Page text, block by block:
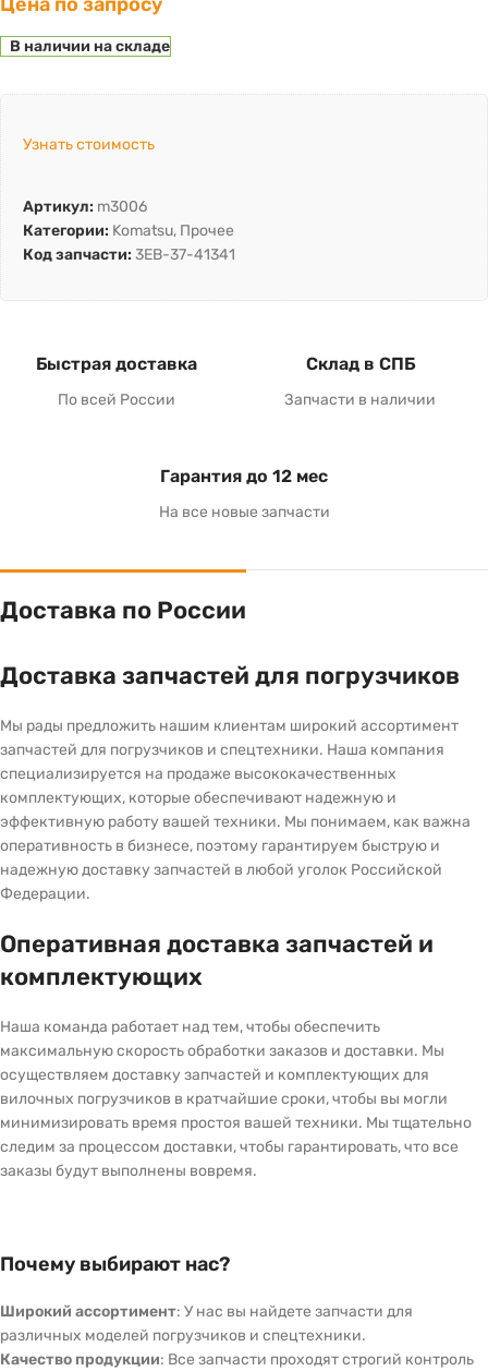
В наличии на складе
Узнать стоимость
Артикул: m3006
Категории: Komatsu, Прочее
Код запчасти: 3EB-37-41341
Быстрая доставка
По всей России
Склад в СПБ
Запчасти в наличии
Гарантия до 12 мес
На все новые запчасти
Доставка по России
Доставка запчастей для погрузчиков
Мы рады предложить нашим клиентам широкий ассортимент
запчастей для погрузчиков и спецтехники. Наша компания
специализируется на продаже высококачественных
комплектующих, которые обеспечивают надежную и
эффективную работу вашей техники. Мы понимаем, как важна
оперативность в бизнесе, поэтому гарантируем быструю и
надежную доставку запчастей в любой уголок Российской
Федерации.
Оперативная доставка запчастей и
комплектующих
Наша команда работает над тем, чтобы обеспечить
максимальную скорость обработки заказов и доставки. Мы
осуществляем доставку запчастей и комплектующих для
вилочных погрузчиков в кратчайшие сроки, чтобы вы могли
минимизировать время простоя вашей техники. Мы тщательно
следим за процессом доставки, чтобы гарантировать, что все
заказы будут выполнены вовремя.
Почему выбирают нас?
Широкий ассортимент: У нас вы найдете запчасти для
различных моделей погрузчиков и спецтехники.
Качество продукции: Все запчасти проходят строгий контроль